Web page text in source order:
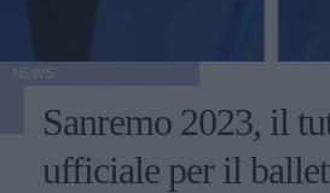
Sanremo 2023, il
ufficiale per il